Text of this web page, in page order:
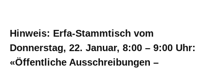
Hinweis: Erfa-Stammtisch vom
Donnerstag, 22. Januar, 8:00 – 9:00 Uhr:
«Öffentliche Ausschreibungen –